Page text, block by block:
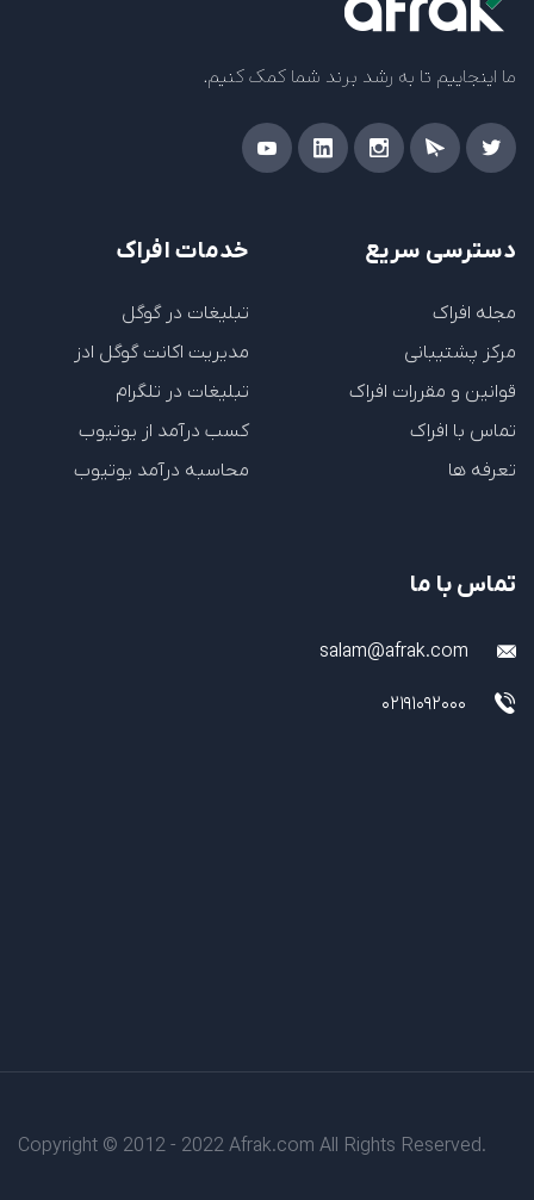
ما اینجاییم تا به رشد برند شما کمک کنیم.
دسترسی سریع
مجله افراک
مرکز پشتیبانی
قوانین و مقررات افراک
تماس با افراک
تعرفه ها
خدمات افراک
تبلیغات در گوگل
مدیریت اکانت گوگل ادز
تبلیغات در تلگرام
کسب درآمد از یوتیوب
محاسبه درآمد یوتیوب
تماس با ما
salam@afrak.com
02191092000
Copyright © 2012 - 2022 Afrak.com All Rights Reserved.